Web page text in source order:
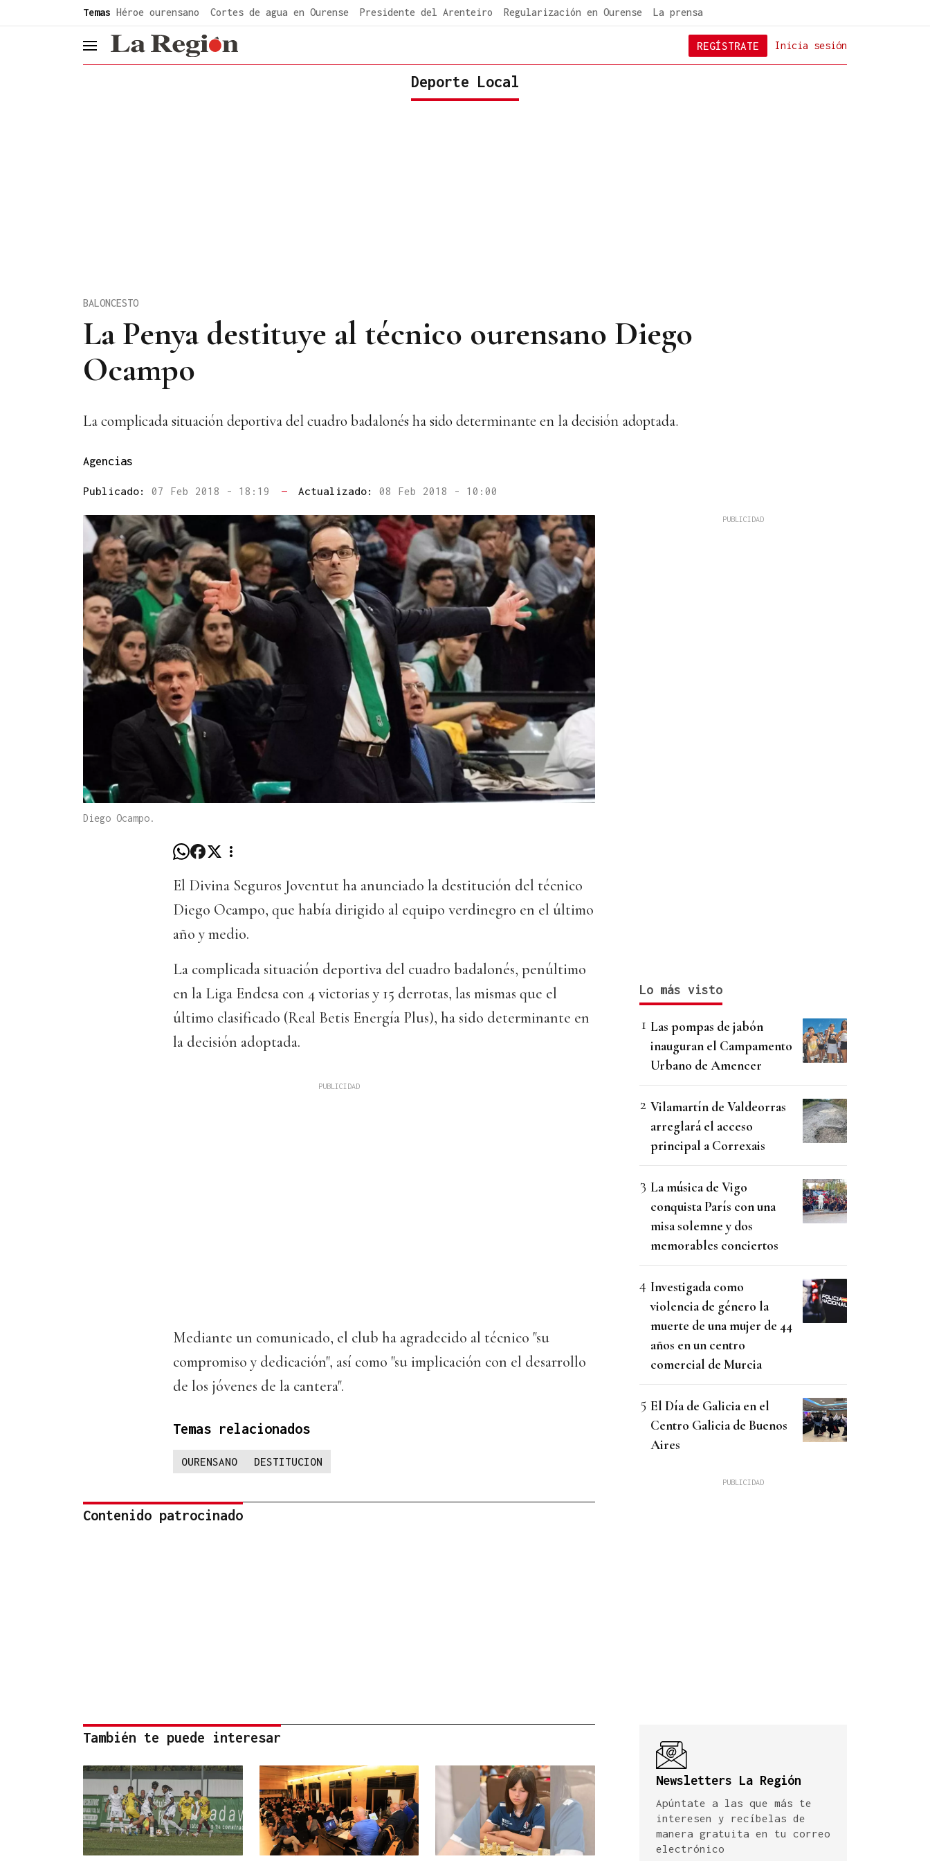
Temas Héroe ourensano Cortes de agua en Ourense Presidente del Arenteiro Regularización en Ourense La prensa
header.menu.open Inicia sesión
REGÍSTRATE
Deporte Local
La Penya destituye al técnico ourensano Diego
Ocampo
BALONCESTO
La complicada situación deportiva del cuadro badalonés ha sido determinante en la decisión adoptada.
Agencias
Publicado: 07 Feb 2018 - 18:19 — Actualizado: 08 Feb 2018 - 10:00
Diego Ocampo.
El Divina Seguros Joventut ha anunciado la destitución del técnico
Diego Ocampo, que había dirigido al equipo verdinegro en el último
año y medio.
La complicada situación deportiva del cuadro badalonés, penúltimo
en la Liga Endesa con 4 victorias y 15 derrotas, las mismas que el
último clasificado (Real Betis Energía Plus), ha sido determinante en
la decisión adoptada.
Mediante un comunicado, el club ha agradecido al técnico "su
compromiso y dedicación", así como "su implicación con el desarrollo
de los jóvenes de la cantera".
Temas relacionados
OURENSANO DESTITUCION
Contenido patrocinado
También te puede interesar
Lo más visto
Las pompas de jabón
inauguran el Campamento
Urbano de Amencer
Vilamartín de Valdeorras
arreglará el acceso
principal a Correxais
La música de Vigo
conquista París con una
misa solemne y dos
memorables conciertos
Investigada como
violencia de género la
muerte de una mujer de 44
años en un centro
comercial de Murcia
El Día de Galicia en el
Centro Galicia de Buenos
Aires
Newsletters La Región
Apúntate a las que más te
interesen y recíbelas de
manera gratuita en tu correo
electrónico